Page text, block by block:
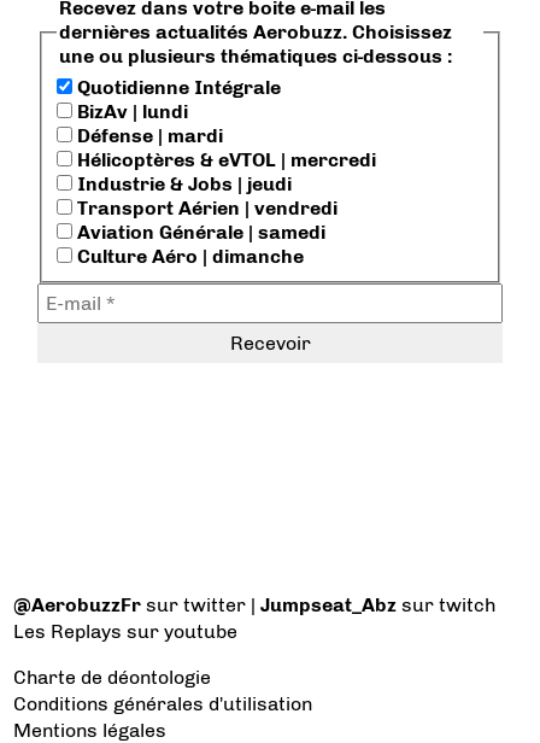
Recevez dans votre boite e-mail les
dernières actualités Aerobuzz. Choisissez
une ou plusieurs thématiques ci-dessous :
Quotidienne Intégrale
BizAv | lundi
Défense | mardi
Hélicoptères & eVTOL | mercredi
Industrie & Jobs | jeudi
Transport Aérien | vendredi
Aviation Générale | samedi
Culture Aéro | dimanche
@AerobuzzFr sur twitter |Jumpseat_Abz sur twitch
Les Replays sur youtube
Charte de déontologie
Conditions générales d'utilisation
Mentions légales